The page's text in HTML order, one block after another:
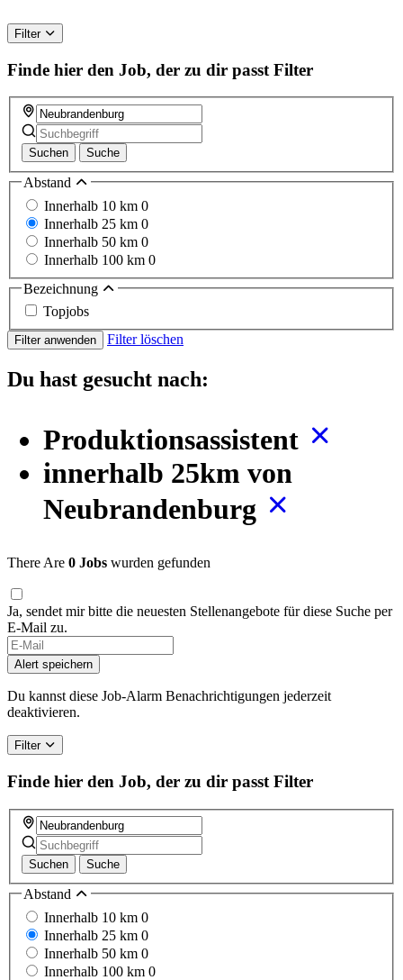
Filter
Finde hier den Job, der zu dir passt Filter
Suchen Suche
Abstand
Innerhalb 10 km 0
Innerhalb 25 km 0
Innerhalb 50 km 0
Innerhalb 100 km 0
Bezeichnung
Topjobs
Filter anwenden Filter löschen
Du hast gesucht nach:
Produktionsassistent
innerhalb 25km von
Neubrandenburg
There Are 0 Jobs wurden gefunden
Ja, sendet mir bitte die neuesten Stellenangebote für diese Suche per
E-Mail zu.
Alert speichern
Du kannst diese Job-Alarm Benachrichtigungen jederzeit
deaktivieren.
Filter
Finde hier den Job, der zu dir passt Filter
Suchen Suche
Abstand
Innerhalb 10 km 0
Innerhalb 25 km 0
Innerhalb 50 km 0
Innerhalb 100 km 0